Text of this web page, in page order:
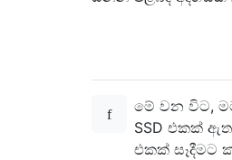
මේ වන විට,
SSD එකක්
එකක් සෑදීමට